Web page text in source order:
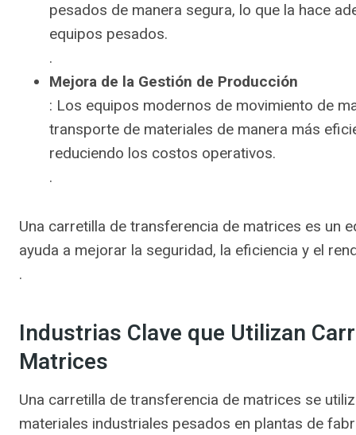
pesados de manera segura, lo que la hace
equipos pesados.
.
Mejora de la Gestión de Producción
: Los equipos modernos de movimiento de
transporte de materiales de manera más
reduciendo los costos operativos.
.
Una carretilla de transferencia de matrices es un
ayuda a mejorar la seguridad, la eficiencia y el
.
Industrias Clave que Utilizan
Matrices
Una carretilla de transferencia de matrices se
materiales industriales pesados en plantas de